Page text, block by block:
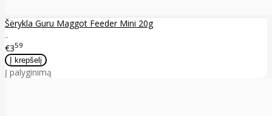
Šėrykla Guru Maggot Feeder Mini 20g
..
€359
Į palyginimą